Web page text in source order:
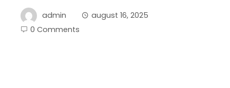
admin
august 16, 2025
0 Comments